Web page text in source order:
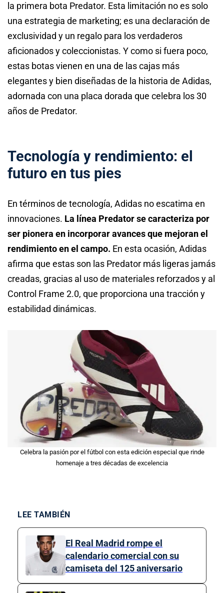
la primera bota Predator. Esta limitación no es solo
una estrategia de marketing; es una declaración de
exclusividad y un regalo para los verdaderos
aficionados y coleccionistas. Y como si fuera poco,
estas botas vienen en una de las cajas más
elegantes y bien diseñadas de la historia de Adidas,
adornada con una placa dorada que celebra los 30
años de Predator.
Tecnología y rendimiento: el
futuro en tus pies
En términos de tecnología, Adidas no escatima en
innovaciones. La línea Predator se caracteriza por
ser pionera en incorporar avances que mejoran el
rendimiento en el campo. En esta ocasión, Adidas
afirma que estas son las Predator más ligeras jamás
creadas, gracias al uso de materiales reforzados y al
Control Frame 2.0, que proporciona una tracción y
estabilidad dinámicas.
Celebra la pasión por el fútbol con esta edición especial que rinde
homenaje a tres décadas de excelencia
LEE TAMBIÉN
El Real Madrid rompe el
calendario comercial con su
camiseta del 125 aniversario